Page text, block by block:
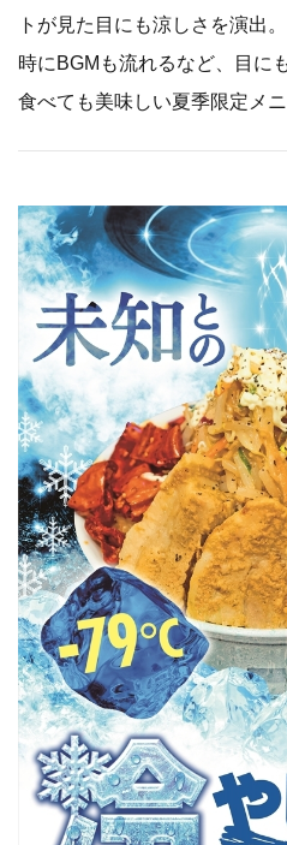
トが見た目にも涼しさを演出
時にBGMも流れるなど、目に
食べても美味しい夏季限定メニ